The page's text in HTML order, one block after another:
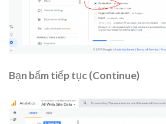
Bạn bấm tiếp tục (Continue)